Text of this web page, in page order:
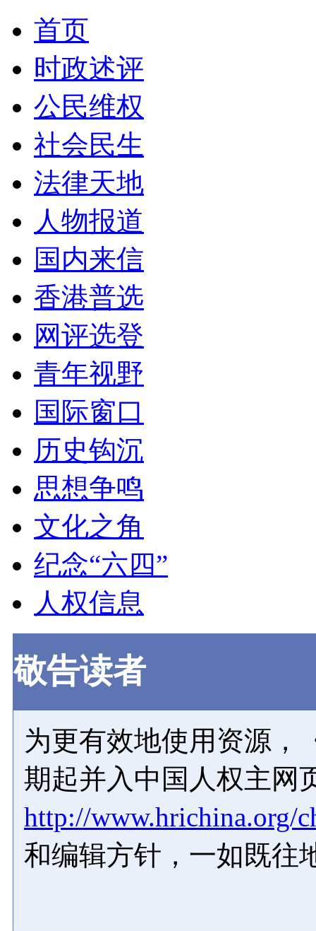
首页
时政述评
公民维权
社会民生
法律天地
人物报道
国内来信
香港普选
网评选登
青年视野
国际窗口
历史钩沉
思想争鸣
文化之角
纪念“六四”
人权信息
敬告读者
为更有效地使用资源，
期起并入中国人权主网
http://www.hrichina.org/
和编辑方针，一如既往